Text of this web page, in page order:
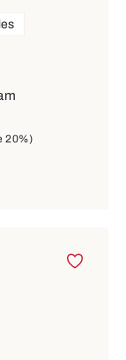
20%)